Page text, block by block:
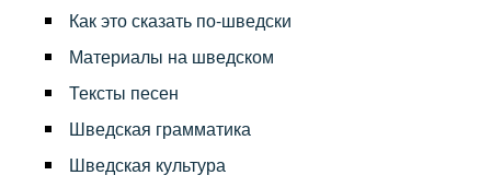
Как это сказать по-шведски
Материалы на шведском
Тексты песен
Шведская грамматика
Шведская культура